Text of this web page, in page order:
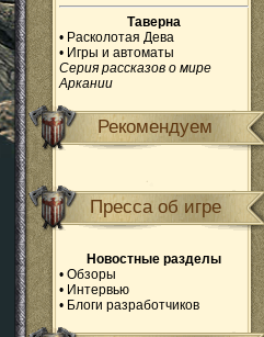
Таверна
• Расколотая Дева
• Игры и автоматы
Серия рассказов о мире
Аркании
Рекомендуем
Пресса об игре
Новостные разделы
• Обзоры
• Интервью
• Блоги разработчиков